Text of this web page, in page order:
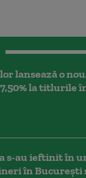
lansează o
la titlurile
s-au ieftinit în
în București